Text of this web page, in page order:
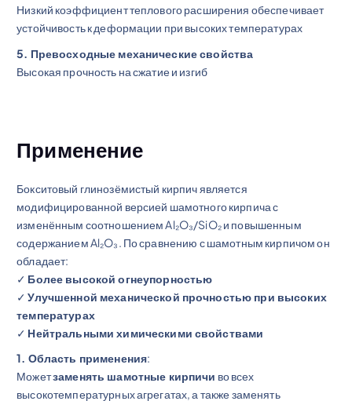
Низкий коэффициент теплового расширения обеспечивает
устойчивость к деформации при высоких температурах
5. Превосходные механические свойства
Высокая прочность на сжатие и изгиб
Применение
Бокситовый глинозёмистый кирпич является
модифицированной версией шамотного кирпича с
изменённым соотношением Al₂O₃/SiO₂ и повышенным
содержанием Al₂O₃. По сравнению с шамотным кирпичом он
обладает:
✓ Более высокой огнеупорностью
✓Улучшенной механической прочностью при высоких
температурах
✓ Нейтральными химическими свойствами
1. Область применения:
Можетзаменять шамотные кирпичи во всех
высокотемпературных агрегатах, а также заменять